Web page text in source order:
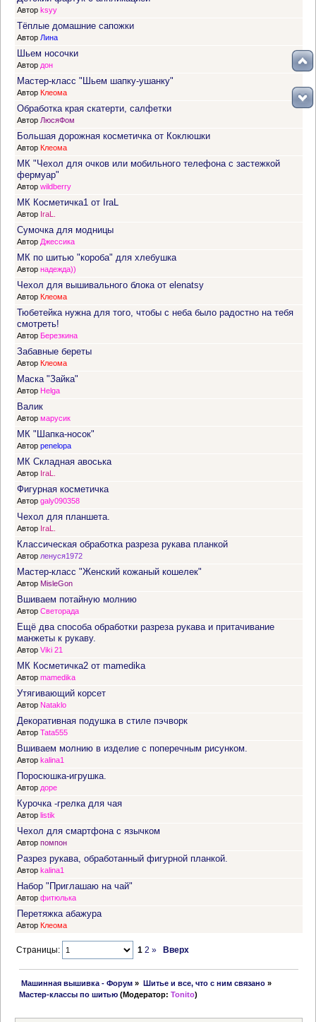
Автор ksyy
Тёплые домашние сапожки
Автор Лина
Шьем носочки
Автор дон
Мастер-класс "Шьем шапку-ушанку"
Автор Клеома
Обработка края скатерти, салфетки
Автор ЛюсяФом
Большая дорожная косметичка от Коклюшки
Автор Клеома
МК "Чехол для очков или мобильного телефона с застежкой
фермуар"
Автор wildberry
МК Косметичка1 от IraL
Автор IraL.
Сумочка для модницы
Автор Джессика
МК по шитью "короба" для хлебушка
Автор надежда))
Чехол для вышивального блока от elenatsy
Автор Клеома
Тюбетейка нужна для того, чтобы с неба было радостно на тебя
смотреть!
Автор Березкина
Забавные береты
Автор Клеома
Маска "Зайка"
Автор Helga
Валик
Автор марусик
МК "Шапка-носок"
Автор penelopa
МК Складная авоська
Автор IraL.
Фигурная косметичка
Автор galy090358
Чехол для планшета.
Автор IraL.
Классическая обработка разреза рукава планкой
Автор ленуся1972
Мастер-класс "Женский кожаный кошелек"
Автор MisleGon
Вшиваем потайную молнию
Автор Светорада
Ещё два способа обработки разреза рукава и притачивание
манжеты к рукаву.
Автор Viki 21
МК Косметичка2 от mamedika
Автор mamedika
Утягивающий корсет
Автор Nataklo
Декоративная подушка в стиле пэчворк
Автор Tata555
Вшиваем молнию в изделие с поперечным рисунком.
Автор kalina1
Поросюшка-игрушка.
Автор доре
Курочка -грелка для чая
Автор listik
Чехол для смартфона с язычком
Автор помпон
Разрез рукава, обработанный фигурной планкой.
Автор kalina1
Набор "Приглашаю на чай"
Автор фитюлька
Перетяжка абажура
Автор Клеома
Страницы: 1 2 » Вверх
Машинная вышивка - Форум » Шитье и все, что с ним связано»
Мастер-классы по шитью (Модератор:Tonito)